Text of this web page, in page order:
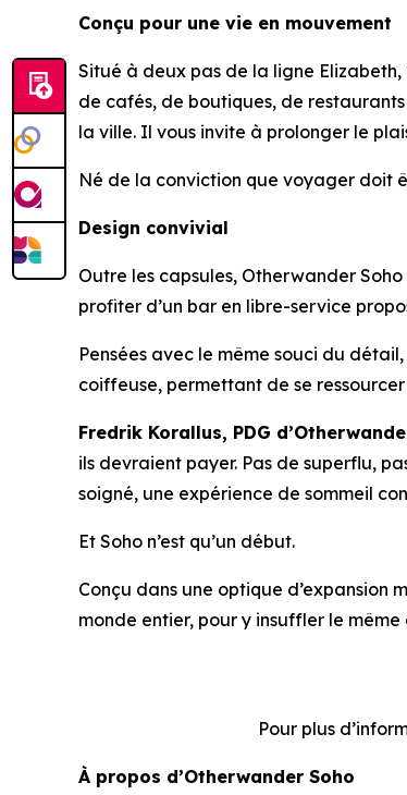
Conçu pour une vie en mouvement
Situé à deux pas de la ligne
de cafés, de boutiques, de
la ville. Il vous invite à prolonger le
Né de la conviction que voyager doit
Design convivial
Outre les capsules, Otherwander
profiter d’un bar en libre-service
Pensées avec le même souci du
coiffeuse, permettant de se
Fredrik Korallus, PDG
ils devraient payer. Pas de superflu,
soigné, une expérience de sommeil
Et Soho n’est qu’un début.
Conçu dans une optique
monde entier, pour y insuffler le
Pour plus
À propos d’Otherwander Soho